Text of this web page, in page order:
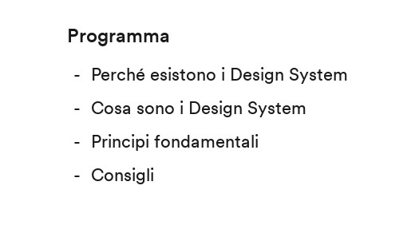
Programma
Perché esistono i Design System
Cosa sono i Design System
Principi fondamentali
Consigli